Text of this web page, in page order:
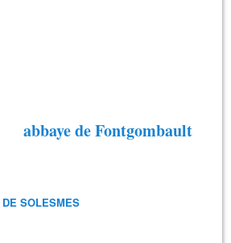
abbaye de Fontgombault
SOLESMES